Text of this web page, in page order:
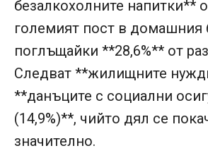
безалкохолните напитки**
големият пост в
поглъщайки **28,6%** от
Следват **жилищните
**данъците с социални
(14,9%)**, чийто дял се
значително.